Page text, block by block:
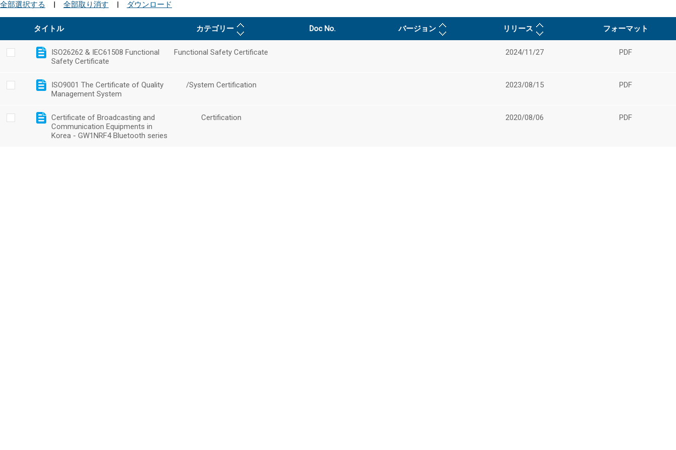
全部選択する | 全部取り消す | ダウンロード
タイトル カテゴリー Doc No. バージョン リリース フォーマット
ISO26262 & IEC61508 Functional
Safety Certificate
Functional Safety Certificate 2024/11/27 PDF
ISO9001 The Certificate of Quality
Management System
/System Certification 2023/08/15 PDF
Certificate of Broadcasting and
Communication Equipments in
Korea - GW1NRF4 Bluetooth series
Certification 2020/08/06 PDF